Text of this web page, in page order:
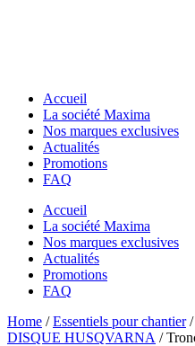
Accueil
La société Maxima
Nos marques exclusives
Actualités
Promotions
FAQ
Accueil
La société Maxima
Nos marques exclusives
Actualités
Promotions
FAQ
Essentiels pour chantier
GODETS & ACCESSOIRES
Essentiels pour chantier
Home /Essentiels pour chantier/
DISQUE HUSQVARNA /